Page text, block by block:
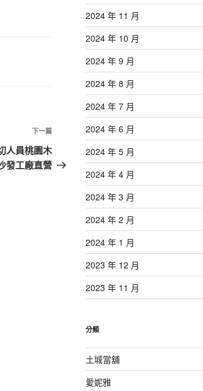
下
一
篇
下一篇
人員桃園木
發工廠直營
2024 年 11 月
2024 年 10 月
2024 年 9 月
2024 年 8 月
2024 年 7 月
2024 年 6 月
2024 年 5 月
2024 年 4 月
2024 年 3 月
2024 年 2 月
2024 年 1 月
2023 年 12 月
2023 年 11 月
分類
土城當舖
愛妮雅